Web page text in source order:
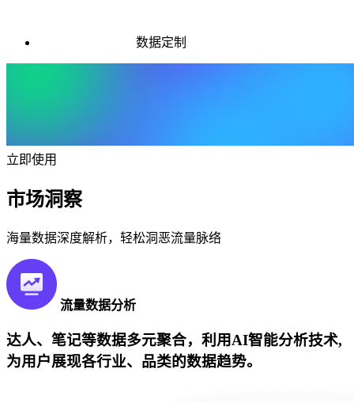
数据定制
立即使用
市场洞察
海量数据深度解析，轻松洞恶流量脉络
流量数据分析
达人、笔记等数据多元聚合，利用AI智能分析技术,
为用户展现各行业、品类的数据趋势。